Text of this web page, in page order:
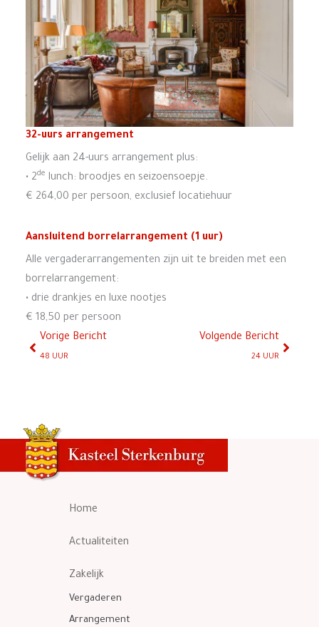
32-uurs arrangement
Gelijk aan 24-uurs arrangement plus:
• 2de lunch: broodjes en seizoensoepje.
€ 264,00 per persoon, exclusief locatiehuur
Aansluitend borrelarrangement (1 uur)
Alle vergaderarrangementen zijn uit te breiden met een
borrelarrangement:
• drie drankjes en luxe nootjes
€ 18,50 per persoon
Vorige
Vorige Bericht
48 UUR
Volgende Bericht
24 UUR
Home
Actualiteiten
Zakelijk
Vergaderen
Arrangement